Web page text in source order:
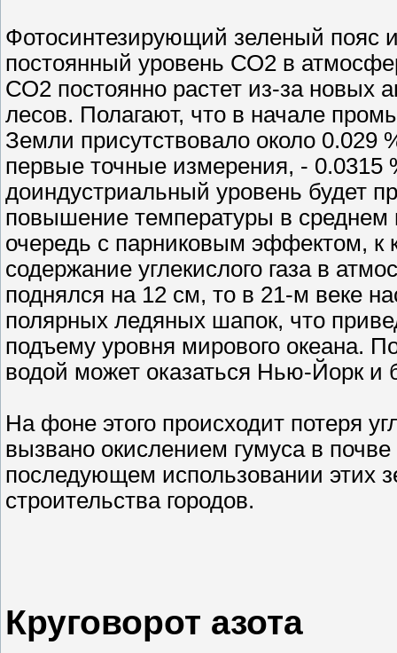
Фотосинтезирующий зеленый пояс
постоянный уровень СО2 в
СО2 постоянно растет из-за новых
лесов. Полагают, что в начале
Земли присутствовало около 0.029
первые точные измерения, - 0.0315
доиндустриальный уровень будет
повышение температуры в среднем
очередь с парниковым эффектом, к
содержание углекислого газа в
поднялся на 12 см, то в 21-м веке
полярных ледяных шапок, что
подъему уровня мирового океана.
водой может оказаться Нью-Йорк
На фоне этого происходит потеря
вызвано окислением гумуса в
последующем использовании этих
строительства городов.
Круговорот азота